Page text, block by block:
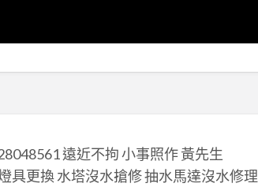
遠近不拘 小事照作 黃先生
具更換 水塔沒水搶修 抽水馬達沒水修理